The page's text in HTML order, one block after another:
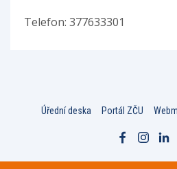
Telefon: 377633301
Úřední deska Portál ZČU